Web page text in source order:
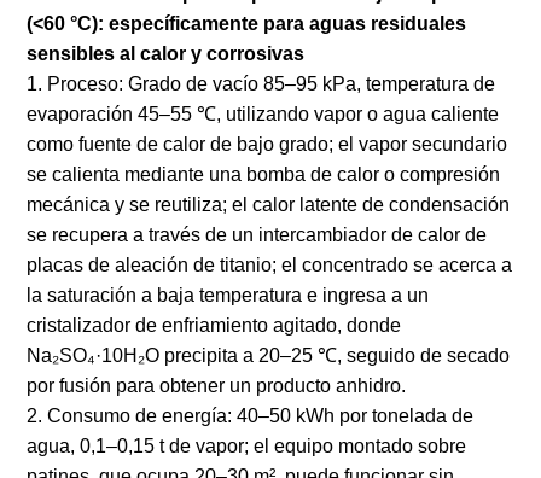
(<60 °C): específicamente para aguas residuales
sensibles al calor y corrosivas
1. Proceso: Grado de vacío 85–95 kPa, temperatura de
evaporación 45–55 ℃, utilizando vapor o agua caliente
como fuente de calor de bajo grado; el vapor secundario
se calienta mediante una bomba de calor o compresión
mecánica y se reutiliza; el calor latente de condensación
se recupera a través de un intercambiador de calor de
placas de aleación de titanio; el concentrado se acerca a
la saturación a baja temperatura e ingresa a un
cristalizador de enfriamiento agitado, donde
Na₂SO₄·10H₂O precipita a 20–25 ℃, seguido de secado
por fusión para obtener un producto anhidro.
2. Consumo de energía: 40–50 kWh por tonelada de
agua, 0,1–0,15 t de vapor; el equipo montado sobre